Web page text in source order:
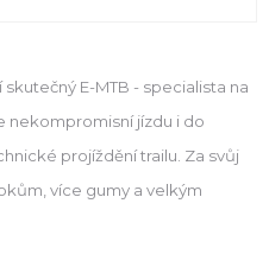
skutečný E-MTB - specialista na
nekompromisní jízdu i do
projíždění trailu. Za svůj
více gumy a velkým